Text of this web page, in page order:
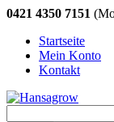
0421 4350 7151
Startseite
Mein Konto
Kontakt